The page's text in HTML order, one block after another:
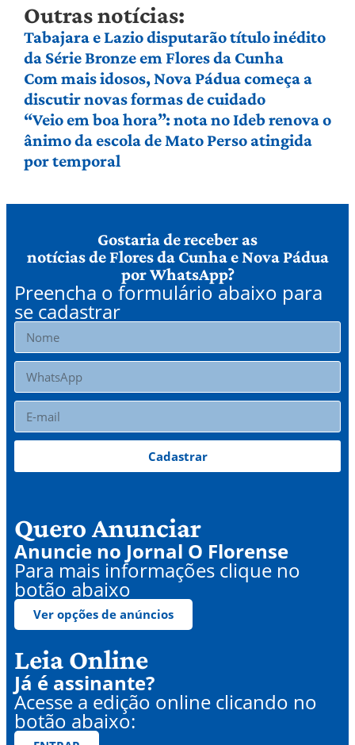
Outras notícias:
Tabajara e Lazio disputarão título inédito
da Série Bronze em Flores da Cunha
Com mais idosos, Nova Pádua começa a
discutir novas formas de cuidado
“Veio em boa hora”: nota no Ideb renova o
ânimo da escola de Mato Perso atingida
por temporal
Gostaria de receber as
notícias de Flores da Cunha e Nova Pádua
por WhatsApp?
Preencha o formulário abaixo para
se cadastrar
Cadastrar
Quero Anunciar
Anuncie no Jornal O Florense
Para mais informações clique no
botão abaixo
Ver opções de anúncios
Leia Online
Já é assinante?
Acesse a edição online clicando no
botão abaixo: